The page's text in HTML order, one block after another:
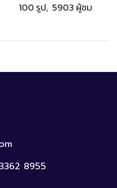
100 รูป, 5903 ผู้ชม
8955